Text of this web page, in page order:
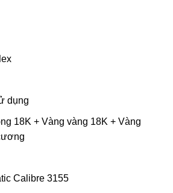
dụng
18K + Vàng vàng 18K + Vàng
Calibre 3155